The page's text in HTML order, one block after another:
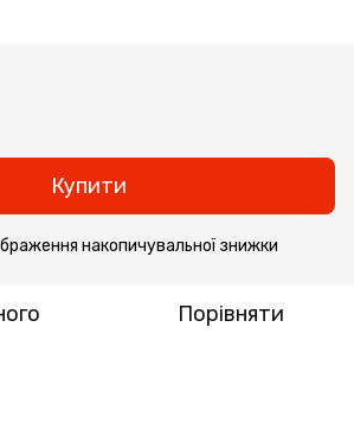
Купити
накопичувальної знижки
Порівняти